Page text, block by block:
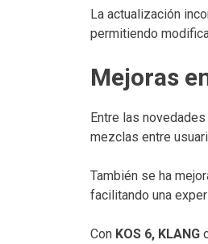
La actualización
permitiendo
Mejoras
Entre las
mezclas entre
También se ha
facilitando una
Con KOS 6, KLANG